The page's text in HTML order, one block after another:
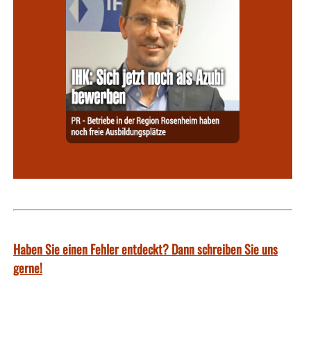
Haben Sie einen Fehler entdeckt? Dann schreiben Sie uns
gerne!